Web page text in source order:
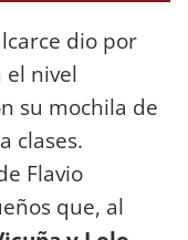
dio por
el nivel
su mochila de
clases.
Flavio
que, al